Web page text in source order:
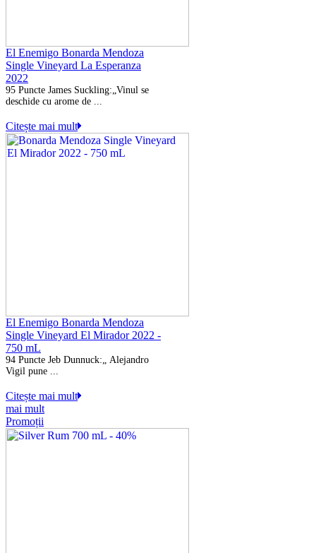
El Enemigo Bonarda Mendoza
Single Vineyard La Esperanza
2022
95 Puncte James Suckling:„Vinul se
deschide cu arome de ...
Citește mai mult
El Enemigo Bonarda Mendoza
Single Vineyard El Mirador 2022 -
750 mL
94 Puncte Jeb Dunnuck:„ Alejandro
Vigil pune ...
Citește mai mult
mai mult
Promoții